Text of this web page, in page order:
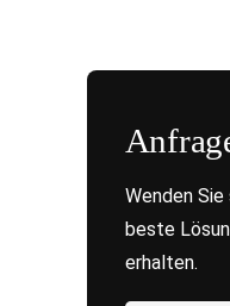
Wenden Sie
beste
erhalten.